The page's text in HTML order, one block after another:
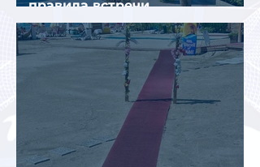
правила встречи
организованных туристов